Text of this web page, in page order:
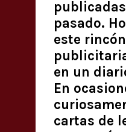
pasado.
este
en un
En
cartas de